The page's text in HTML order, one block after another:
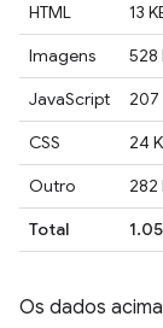
HTML 13
Imagens
528
JavaScript
207
CSS
24
Outro
282
Total
Os dados